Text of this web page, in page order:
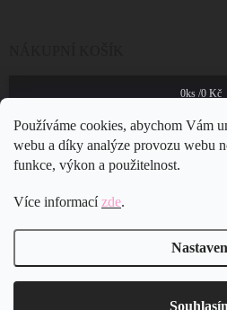
Používáme cookies, abychom Vám
webu a díky analýze provozu webu
funkce, výkon a použitelnost.
Více informacízde.
0ks /0 Kč